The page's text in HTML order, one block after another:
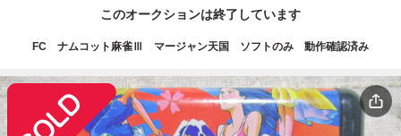
このオークションは終了しています
FC ナムコット麻雀Ⅲ マージャン天国 ソフトのみ 動作確認済み